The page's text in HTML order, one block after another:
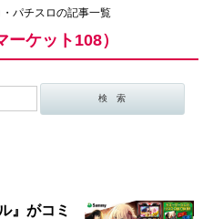
パチスロの記事一覧
ケット108）
』がコミ